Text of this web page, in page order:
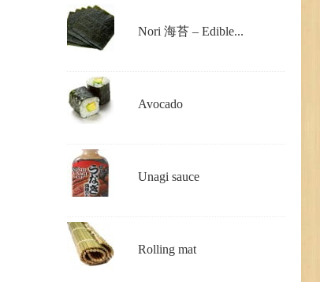
Nori 海苔 – Edible...
Avocado
Unagi sauce
Rolling mat